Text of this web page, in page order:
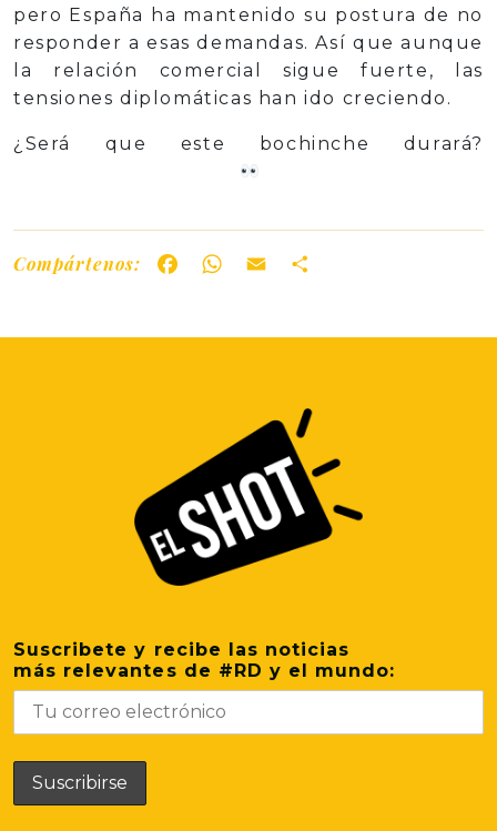
pero España ha mantenido su postura de no
responder a esas demandas. Así que aunque
la relación comercial sigue fuerte, las
tensiones diplomáticas han ido creciendo.
¿Será que este bochinche durará?
Compártenos: FacebookWhatsApp
Email
Suscribete y recibe las noticias
más relevantes de #RD y el mundo: